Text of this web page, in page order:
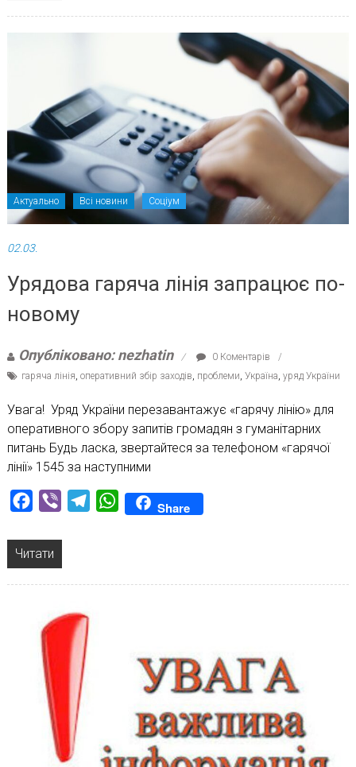
Актуально Всі новини Соціум
02.03.
Урядова гаряча лінія запрацює по-
новому
Опубліковано: nezhatin
0 Коментарів
гаряча лінія оперативний збір заходів проблеми Україна уряд України
Увага! Уряд України перезавантажує «гарячу лінію» для
оперативного збору запитів громадян з гуманітарних
питань Будь ласка, звертайтеся за телефоном «гарячої
лінії» 1545 за наступними
Facebook
Viber TelegramWhatsAppShare
Читати